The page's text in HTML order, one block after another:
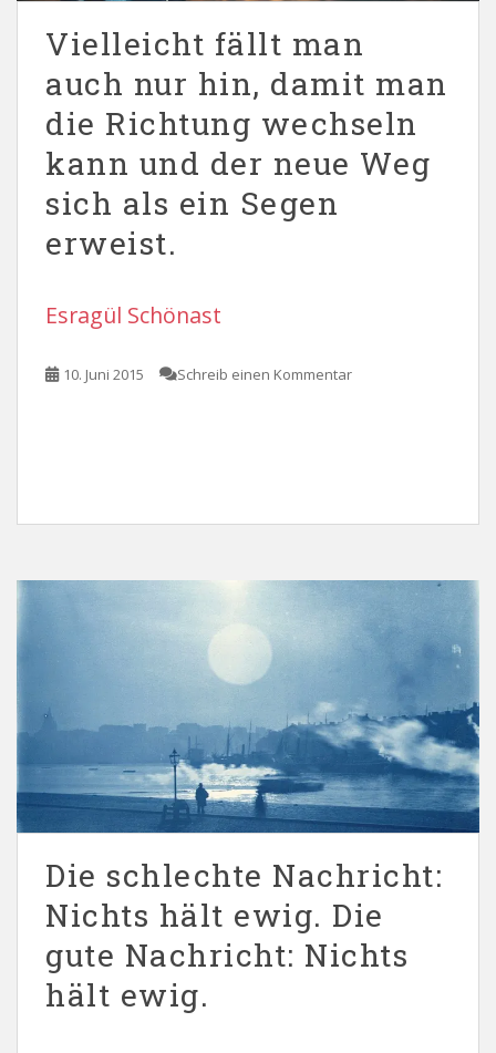
Vielleicht fällt man
auch nur hin, damit man
die Richtung wechseln
kann und der neue Weg
sich als ein Segen
erweist.
Esragül Schönast
10. Juni 2015 Schreib einen Kommentar
Die schlechte Nachricht:
Nichts hält ewig. Die
gute Nachricht: Nichts
hält ewig.